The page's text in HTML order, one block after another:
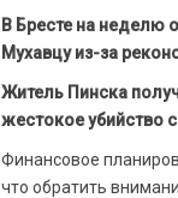
В Бресте на неделю
Мухавцу из-за
Житель Пинска
жестокое убийство
Финансовое
что обратить